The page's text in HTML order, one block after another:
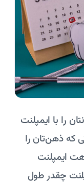
را با ایمپلنت
که ذهن‌تان را
ایمپلنت
چقدر طول